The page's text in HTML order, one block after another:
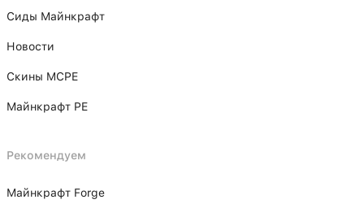
Сиды Майнкрафт
Новости
Скины MCPE
Майнкрафт PE
Рекомендуем
Майнкрафт Forge